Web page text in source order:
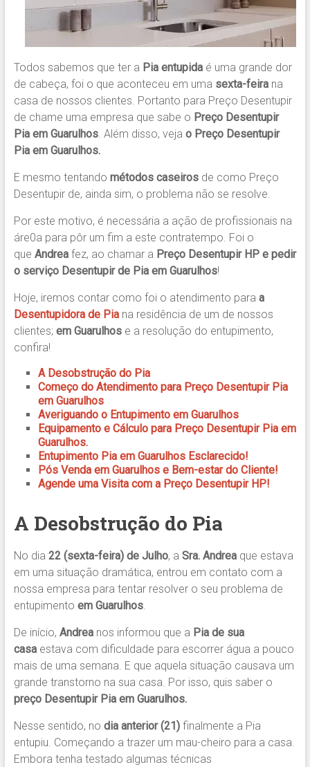
Todos sabemos que ter a Pia entupida é uma grande dor
de cabeça, foi o que aconteceu em uma sexta-feirana
casa de nossos clientes. Portanto para Preço Desentupir
de chame uma empresa que sabe o Preço Desentupir
Pia em Guarulhos. Além disso, veja o Preço Desentupir
Pia em Guarulhos.
E mesmo tentando métodos caseirosde como Preço
Desentupir de, ainda sim, o problema não se resolve.
Por este motivo, é necessária a ação de profissionais na
áre0a para pôr um fim a este contratempo. Foi o
que Andrea fez, ao chamar a Preço Desentupir HP e pedir
o serviço Desentupir de Pia em Guarulhos!
Hoje, iremos contar como foi o atendimento para a
Desentupidora de Pia na residência de um de nossos
clientes; em Guarulhose a resolução do entupimento,
confira!
A Desobstrução do Pia
Começo do Atendimento para Preço Desentupir Pia
em Guarulhos
Averiguando o Entupimento em Guarulhos
Equipamento e Cálculo para Preço Desentupir Pia em
Guarulhos.
Entupimento Pia em Guarulhos Esclarecido!
Pós Venda em Guarulhos e Bem-estar do Cliente!
Agende uma Visita com a Preço Desentupir HP!
A Desobstrução do Pia
No dia 22 (sexta-feira) de Julho, a Sra. Andreaque estava
em uma situação dramática, entrou em contato com a
nossa empresa para tentar resolver o seu problema de
entupimento em Guarulhos.
De início, Andreanos informou que a Pia de sua
casaestava com dificuldade para escorrer água a pouco
mais de uma semana. E que aquela situação causava um
grande transtorno na sua casa. Por isso, quis saber o
preço Desentupir Pia em Guarulhos.
Nesse sentido, no dia anterior (21)finalmente a Pia
entupiu. Começando a trazer um mau-cheiro para a casa.
Embora tenha testado algumas técnicas